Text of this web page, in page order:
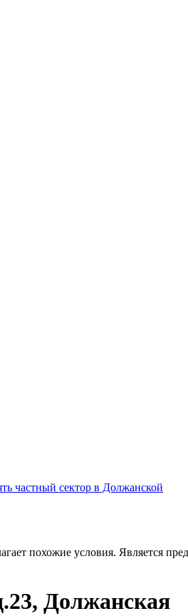
частный сектор в Должанской
похожие условия. Является
Должанская